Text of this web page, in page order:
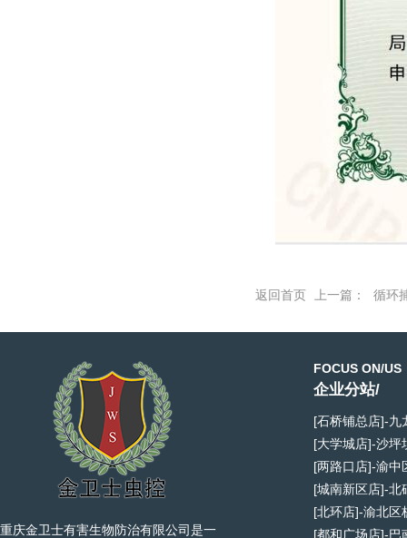
返回首页 上一篇： 循环
重庆金卫士有害生物防治有限公司是一
FOCUS ON/US
企业分站/
[石桥铺总店]-九
[大学城店]-沙坪
[两路口店]-渝中
[城南新区店]-北
[北环店]-渝北区
[都和广场店]-巴